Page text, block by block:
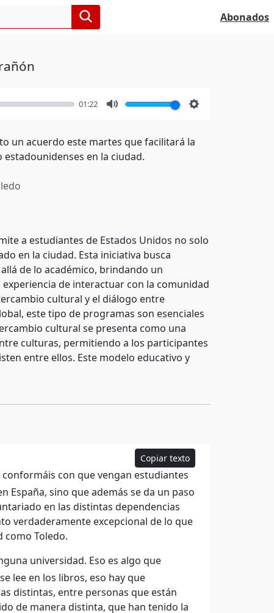
Abonados
01:22
un acuerdo este martes que facilitará la
en la ciudad.
a estudiantes de Estados Unidos no solo
en la ciudad. Esta iniciativa busca
de lo académico, brindando un
de interactuar con la comunidad
cultural y el diálogo entre
este tipo de programas son esenciales
cultural se presenta como una
culturas, permitiendo a los participantes
entre ellos. Este modelo educativo y
Copiar texto
conformáis con que vengan estudiantes
España, sino que además se da un paso
en las distintas dependencias
verdaderamente excepcional de lo que
como Toledo.
universidad. Eso es algo que
lee en los libros, eso hay que
distintas, entre personas que están
de manera distinta, que han tenido la